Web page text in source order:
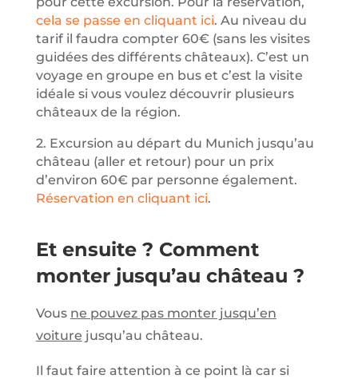
cela se passe en cliquant ici. Au niveau du
tarif il faudra compter 60€ (sans les visites
guidées des différents châteaux). C’est un
voyage en groupe en bus et c’est la visite
idéale si vous voulez découvrir plusieurs
châteaux de la région.
2. Excursion au départ du Munich jusqu’au
château (aller et retour) pour un prix
d’environ 60€ par personne également.
Réservation en cliquant ici.
Et ensuite ? Comment
monter jusqu’au château ?
Vous ne pouvez pas monter jusqu’en
voiture jusqu’au château.
Il faut faire attention à ce point là car si